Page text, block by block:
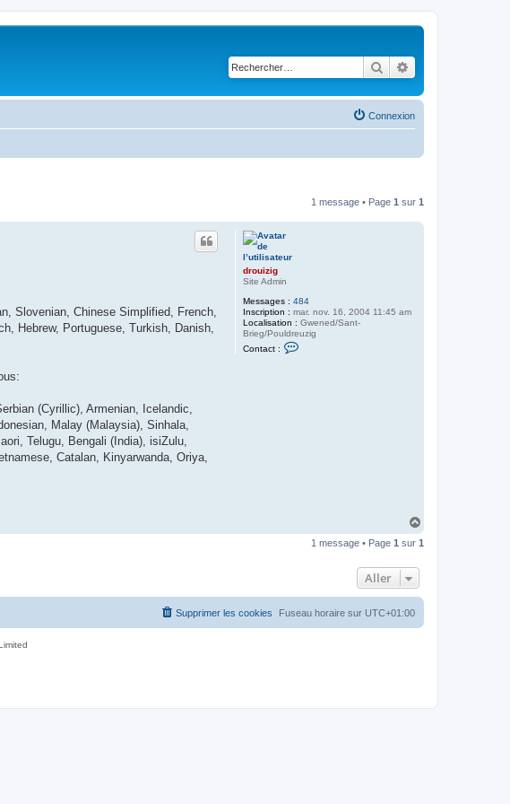
Rechercher
Connexion
1 message • Page 1 sur 1
drouizig
Site Admin
Messages : 484
Inscription : mar. nov. 16, 2004 11:45 am
Localisation : Gwened/Sant-
Brieg/Pouldreuzig
Contact :
Slovenian, Chinese Simplified, French,
Hebrew, Portuguese, Turkish, Danish,
(Cyrillic), Armenian, Icelandic,
Malay (Malaysia), Sinhala,
Telugu, Bengali (India), isiZulu,
Catalan, Kinyarwanda, Oriya,
u
1 message • Page 1 sur 1
Aller
Fuseau horaire sur UTC+01:00
Supprimer les cookies